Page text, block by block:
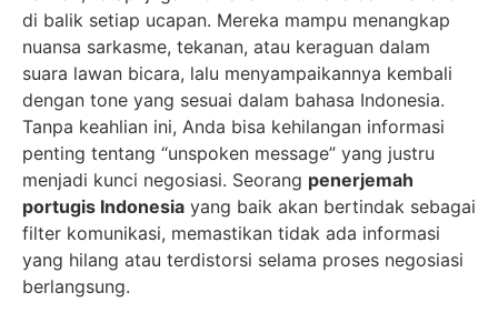
di balik setiap ucapan. Mereka mampu menangkap
nuansa sarkasme, tekanan, atau keraguan dalam
suara lawan bicara, lalu menyampaikannya kembali
dengan tone yang sesuai dalam bahasa Indonesia.
Tanpa keahlian ini, Anda bisa kehilangan informasi
penting tentang “unspoken message” yang justru
menjadi kunci negosiasi. Seorang penerjemah
portugis Indonesia yang baik akan bertindak sebagai
filter komunikasi, memastikan tidak ada informasi
yang hilang atau terdistorsi selama proses negosiasi
berlangsung.